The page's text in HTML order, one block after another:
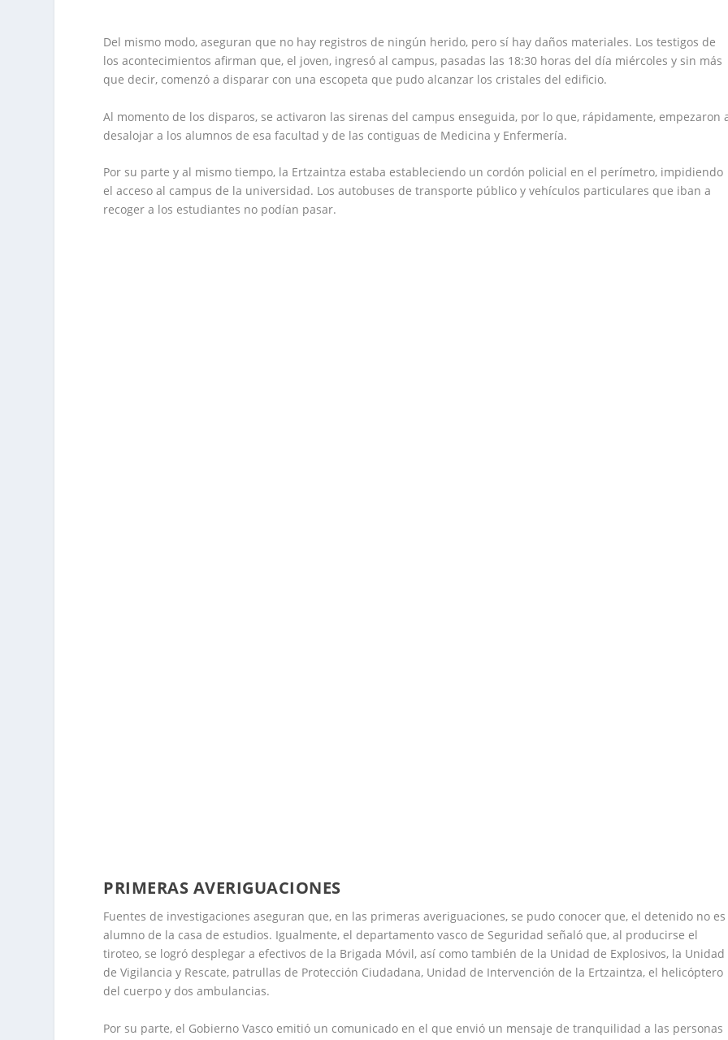
Del mismo modo, aseguran que no hay registros de ningún herido, pero sí hay daños materiales. Los testigos de
los acontecimientos afirman que, el joven, ingresó al campus, pasadas las 18:30 horas del día miércoles y sin más
que decir, comenzó a disparar con una escopeta que pudo alcanzar los cristales del edificio.
Al momento de los disparos, se activaron las sirenas del campus enseguida, por lo que, rápidamente, empezaron
desalojar a los alumnos de esa facultad y de las contiguas de Medicina y Enfermería.
Por su parte y al mismo tiempo, la Ertzaintza estaba estableciendo un cordón policial en el perímetro, impidiendo
el acceso al campus de la universidad. Los autobuses de transporte público y vehículos particulares que iban a
recoger a los estudiantes no podían pasar.
PRIMERAS AVERIGUACIONES
Fuentes de investigaciones aseguran que, en las primeras averiguaciones, se pudo conocer que, el detenido no es
alumno de la casa de estudios. Igualmente, el departamento vasco de Seguridad señaló que, al producirse el
tiroteo, se logró desplegar a efectivos de la Brigada Móvil, así como también de la Unidad de Explosivos, la Unidad
de Vigilancia y Rescate, patrullas de Protección Ciudadana, Unidad de Intervención de la Ertzaintza, el helicóptero
del cuerpo y dos ambulancias.
Por su parte, el Gobierno Vasco emitió un comunicado en el que envió un mensaje de tranquilidad a las personas